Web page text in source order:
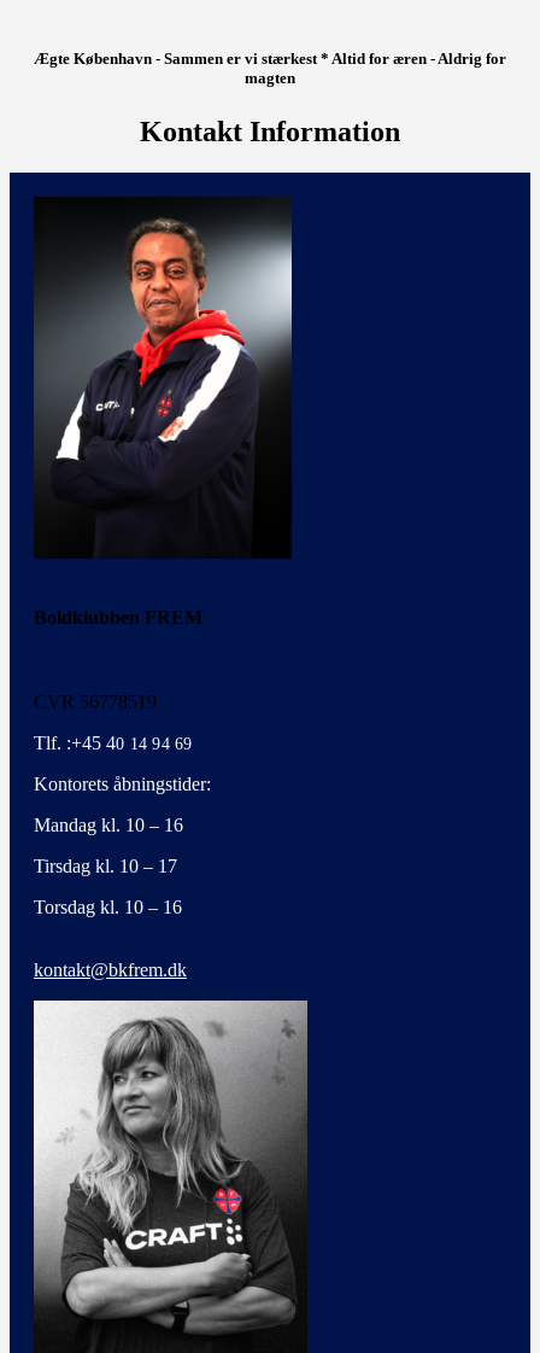
Ægte København - Sammen er vi stærkest * Altid for æren - Aldrig for
magten
Kontakt Information
Boldklubben FREM
CVR 56778519
Tlf. :+45 40 14 94 69
Kontorets åbningstider:
Mandag kl. 10 – 16
Tirsdag kl. 10 – 17
Torsdag kl. 10 – 16
kontakt@bkfrem.dk